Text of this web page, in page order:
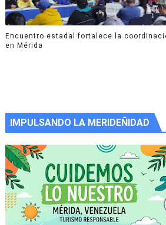
Encuentro estadal fortalece la
en Mérida
IMPULSANDO LA MERIDEÑIDAD